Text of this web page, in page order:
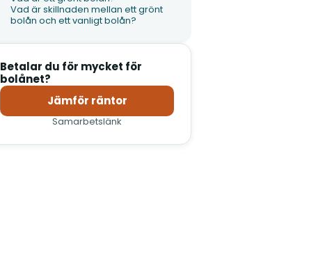
Vad är skillnaden mellan ett grönt
bolån och ett vanligt bolån?
Betalar du för mycket för
bolånet?
Jämför räntor(öppnas i nytt fönster)
Samarbetslänk